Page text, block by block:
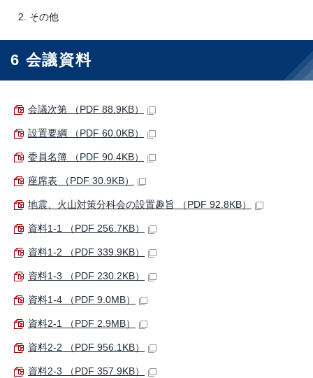
その他
6 会議資料
会議次第 （PDF 88.9KB）
設置要綱 （PDF 60.0KB）
委員名簿 （PDF 90.4KB）
座席表 （PDF 30.9KB）
地震、火山対策分科会の設置趣旨 （PDF 92.8KB）
資料1-1 （PDF 256.7KB）
資料1-2 （PDF 339.9KB）
資料1-3 （PDF 230.2KB）
資料1-4 （PDF 9.0MB）
資料2-1 （PDF 2.9MB）
資料2-2 （PDF 956.1KB）
資料2-3 （PDF 357.9KB）